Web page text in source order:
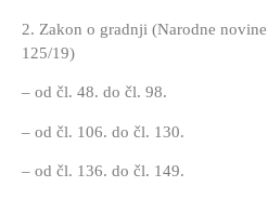
2. Zakon o gradnji (Narodne
125/19)
– od čl. 48. do čl. 98.
– od čl. 106. do čl. 130.
– od čl. 136. do čl. 149.